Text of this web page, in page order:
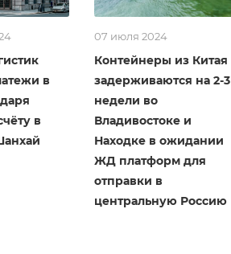
в
в
07 июля 2024
Контейнеры из Китая
задерживаются на 2-3
недели во
Владивостоке и
Находке в ожидании
ЖД платформ для
отправки в
центральную Россию